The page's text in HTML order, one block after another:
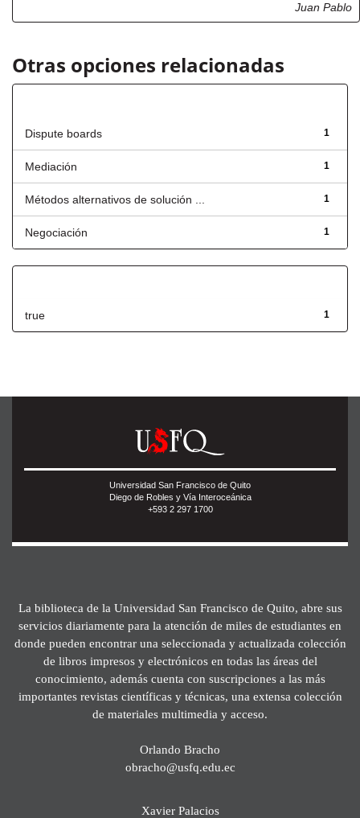
Juan Pablo
Otras opciones relacionadas
1
Dispute boards
1
Mediación
1
Métodos alternativos de solución ...
1
Negociación
1
true
Universidad San Francisco de Quito
Diego de Robles y Vía Interoceánica
+593 2 297 1700
La biblioteca de la Universidad San Francisco de Quito, abre sus
servicios diariamente para la atención de miles de estudiantes en
donde pueden encontrar una seleccionada y actualizada colección
de libros impresos y electrónicos en todas las áreas del
conocimiento, además cuenta con suscripciones a las más
importantes revistas científicas y técnicas, una extensa colección
de materiales multimedia y acceso.
Orlando Bracho
obracho@usfq.edu.ec
Xavier Palacios